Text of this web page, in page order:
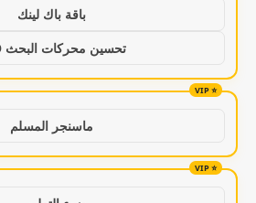
باقة باك لينك
تحسين محركات البحث SEO
ماسنجر المسلم